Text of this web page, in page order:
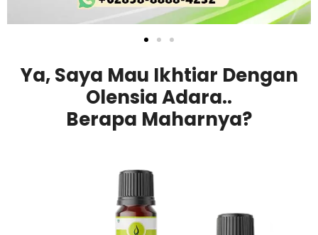
Ya, Saya Mau Ikhtiar Dengan
Olensia Adara..
Berapa Maharnya?